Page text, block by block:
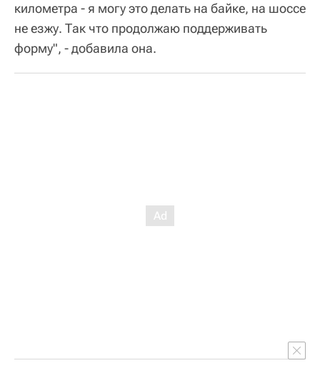
километра - я могу это делать на байке, на шоссе
не езжу. Так что продолжаю поддерживать
форму", - добавила она.